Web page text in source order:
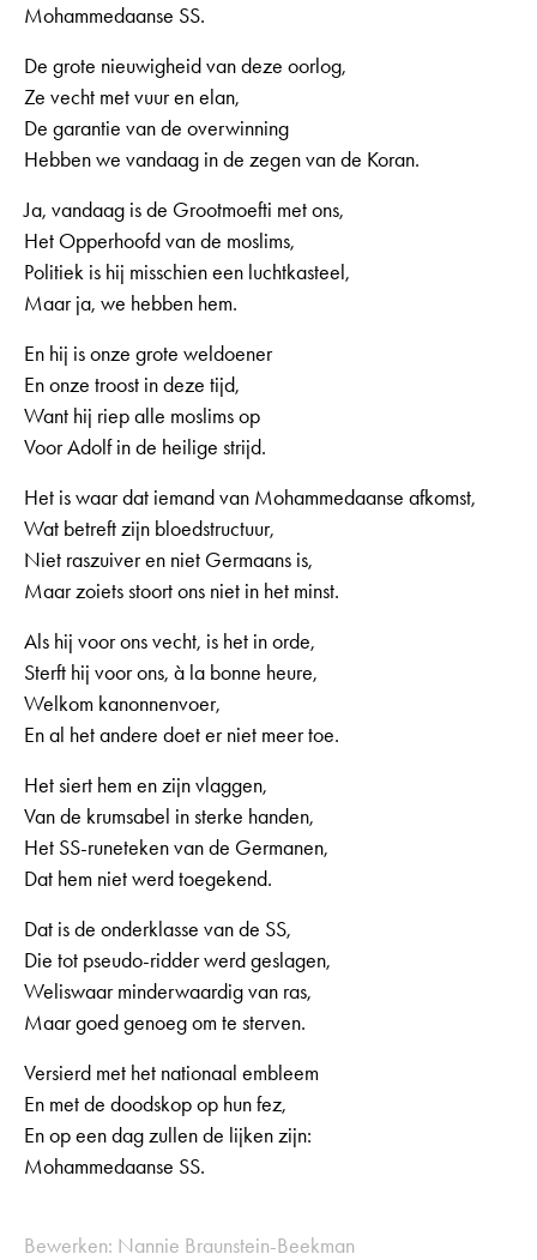
Mohammedaanse SS.
De grote nieuwigheid van deze oorlog,
Ze vecht met vuur en elan,
De garantie van de overwinning
Hebben we vandaag in de zegen van de Koran.
Ja, vandaag is de Grootmoefti met ons,
Het Opperhoofd van de moslims,
Politiek is hij misschien een luchtkasteel,
Maar ja, we hebben hem.
En hij is onze grote weldoener
En onze troost in deze tijd,
Want hij riep alle moslims op
Voor Adolf in de heilige strijd.
Het is waar dat iemand van Mohammedaanse afkomst,
Wat betreft zijn bloedstructuur,
Niet raszuiver en niet Germaans is,
Maar zoiets stoort ons niet in het minst.
Als hij voor ons vecht, is het in orde,
Sterft hij voor ons, à la bonne heure,
Welkom kanonnenvoer,
En al het andere doet er niet meer toe.
Het siert hem en zijn vlaggen,
Van de krumsabel in sterke handen,
Het SS-runeteken van de Germanen,
Dat hem niet werd toegekend.
Dat is de onderklasse van de SS,
Die tot pseudo-ridder werd geslagen,
Weliswaar minderwaardig van ras,
Maar goed genoeg om te sterven.
Versierd met het nationaal embleem
En met de doodskop op hun fez,
En op een dag zullen de lijken zijn:
Mohammedaanse SS.
Bewerken: Nannie Braunstein-Beekman